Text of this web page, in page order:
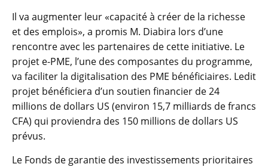
Il va augmenter leur «capacité à créer de la richesse
et des emplois», a promis M. Diabira lors d’une
rencontre avec les partenaires de cette initiative. Le
projet e-PME, l’une des composantes du programme,
va faciliter la digitalisation des PME bénéficiaires. Ledit
projet bénéficiera d’un soutien financier de 24
millions de dollars US (environ 15,7 milliards de francs
CFA) qui proviendra des 150 millions de dollars US
prévus.
Le Fonds de garantie des investissements prioritaires